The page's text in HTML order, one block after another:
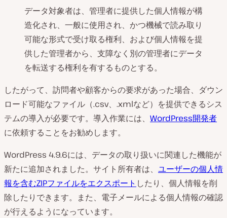
データ対象者は、管理者に提供した個人情報が構
造化され、一般に使用され、かつ機械で読み取り
可能な形式で受け取る権利、および個人情報を提
供した管理者から、支障なく別の管理者にデータ
を転送する権利を有するものとする。
したがって、訪問者や顧客からの要求があった場合、ダウン
ロード可能なファイル（.csv、.xmlなど）を提供できるシス
テムの導入が必要です。導入作業には、 WordPress開発者
に依頼することをお勧めします。
WordPress 4.9.6には、データの取り扱いに関連した機能が
新たに追加されました。サイト所有者は、 ユーザーの個人情
報を含むZIPファイルをエクスポート したり、個人情報を削
除したりできます。また、電子メールによる個人情報の確認
が行えるようになっています。